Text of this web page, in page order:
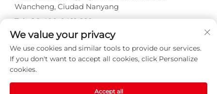
Wancheng, Ciudad Nanyang
Tel:+86-400-0491-999
Correo electrónico:[email protected]
Derechos de autor © Nanyang Explosion Proof Weite
Motor Co., Ltd. Reservados todos los derechos -Política
de privacidad
We value your privacy
We use cookies and similar tools to provide our services.
If you don't want to accept all cookies, click Personalize
cookies.
Accept all